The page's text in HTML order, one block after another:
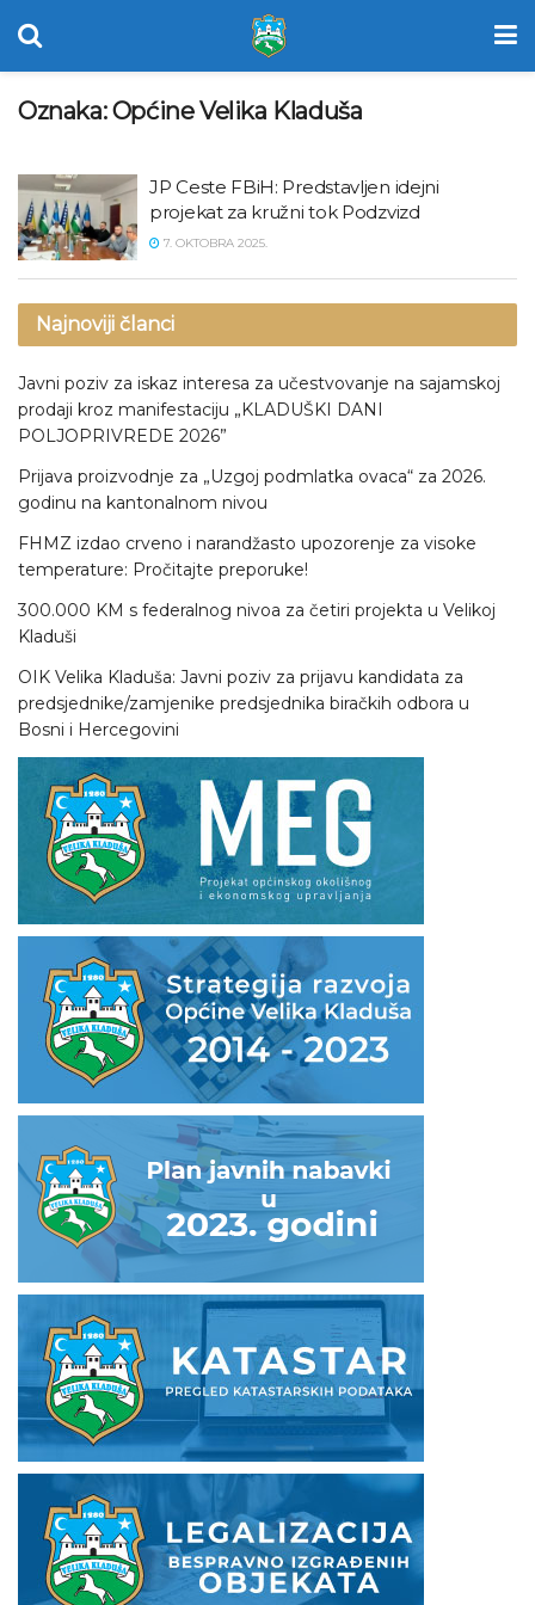
Oznaka:Općine Velika Kladuša
JP Ceste FBiH: Predstavljen idejni
projekat za kružni tok Podzvizd
7. OKTOBRA 2025.
Najnoviji članci
Javni poziv za iskaz interesa za učestvovanje na sajamskoj
prodaji kroz manifestaciju „KLADUŠKI DANI
POLJOPRIVREDE 2026”
Prijava proizvodnje za „Uzgoj podmlatka ovaca“ za 2026.
godinu na kantonalnom nivou
FHMZ izdao crveno i narandžasto upozorenje za visoke
temperature: Pročitajte preporuke!
300.000 KM s federalnog nivoa za četiri projekta u Velikoj
Kladuši
OIK Velika Kladuša: Javni poziv za prijavu kandidata za
predsjednike/zamjenike predsjednika biračkih odbora u
Bosni i Hercegovini